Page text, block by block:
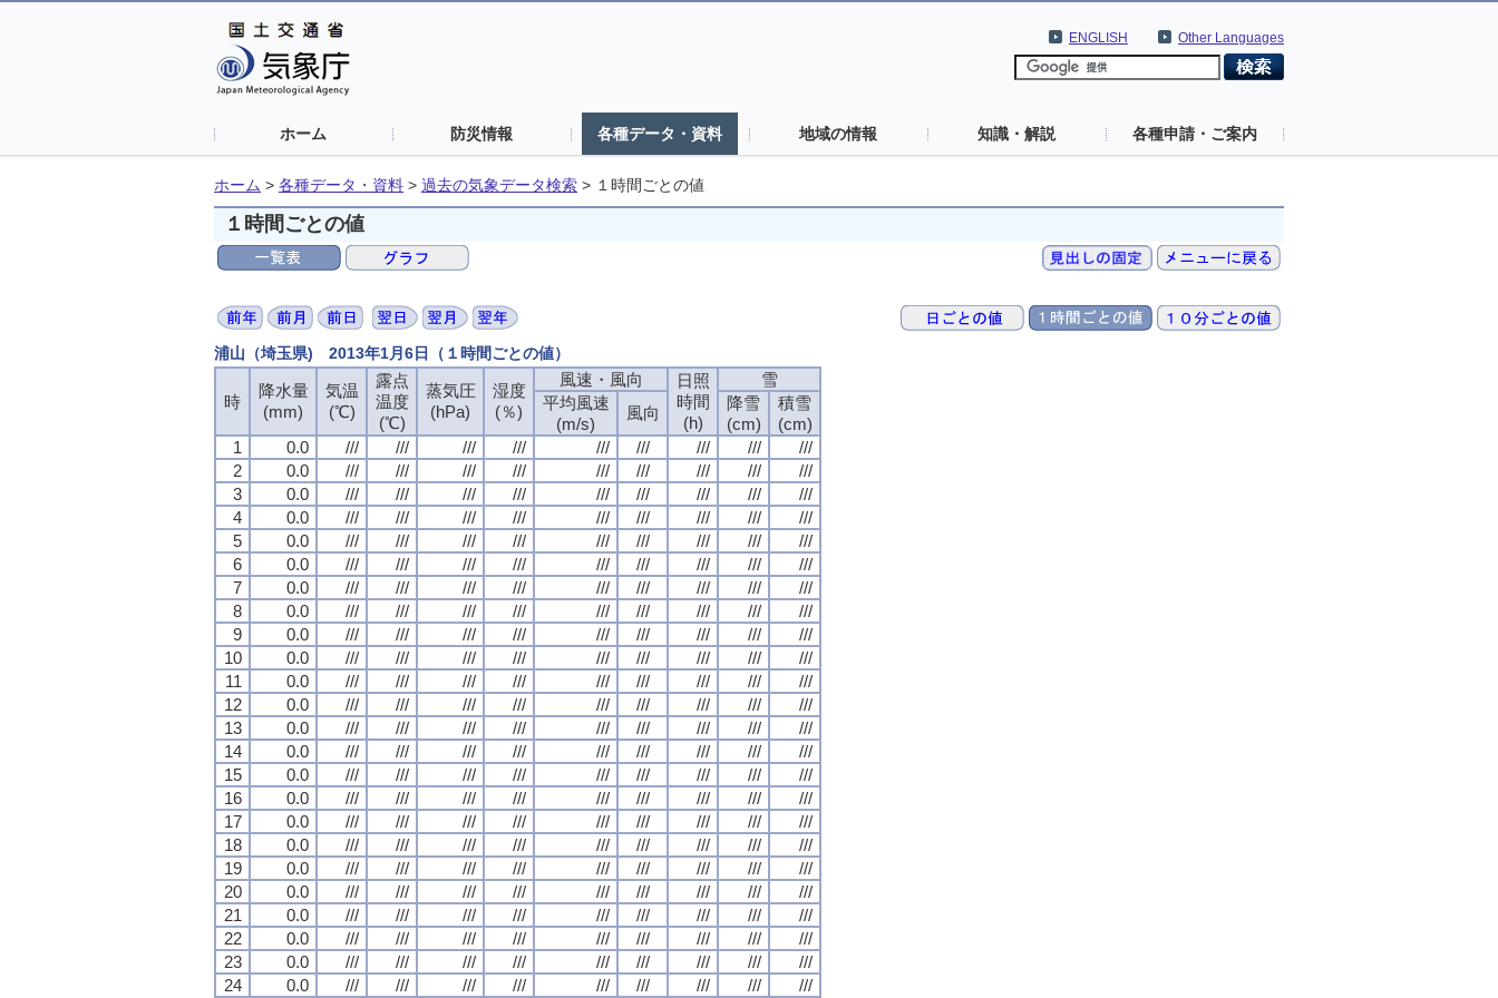
Other Languages
ENGLISH
ホーム 防災情報 各種データ・資料 地域の情報 知識・解説 各種申請・ご案内
ホーム > 各種データ・資料 > 過去の気象データ検索 > １時間ごとの値
１時間ごとの値
浦山（埼玉県) 2013年1月6日（１時間ごとの値）
時
降水量
(mm)
気温
(℃)
露点
温度
(℃)
蒸気圧
(hPa)
湿度
(％)
風速・風向
日照
時間
(h)
雪
平均風速
(m/s)
風向
降雪
(cm)
積雪
(cm)
1
0.0 /// /// /// /// /// /// /// ///
///
2
0.0 /// /// /// /// /// /// /// ///
///
3
0.0 /// /// /// /// /// /// /// ///
///
4
0.0 /// /// /// /// /// /// /// ///
///
5
0.0 /// /// /// /// /// /// /// ///
///
6
0.0 /// /// /// /// /// /// /// ///
///
7
0.0 /// /// /// /// /// /// /// ///
///
8
0.0 /// /// /// /// /// /// /// ///
///
9
0.0 /// /// /// /// /// /// /// ///
///
10
0.0 /// /// /// /// /// /// /// ///
///
11
0.0 /// /// /// /// /// /// /// ///
///
12
0.0 /// /// /// /// /// /// /// ///
///
13
0.0 /// /// /// /// /// /// /// ///
///
14
0.0 /// /// /// /// /// /// /// ///
///
15
0.0 /// /// /// /// /// /// /// ///
///
16
0.0 /// /// /// /// /// /// /// ///
///
17
0.0 /// /// /// /// /// /// /// ///
///
18
0.0 /// /// /// /// /// /// /// ///
///
19
0.0 /// /// /// /// /// /// /// ///
///
20
0.0 /// /// /// /// /// /// /// ///
///
21
0.0 /// /// /// /// /// /// /// ///
///
22
0.0 /// /// /// /// /// /// /// ///
///
23
0.0 /// /// /// /// /// /// /// ///
///
24
0.0 /// /// /// /// /// /// /// /// ///